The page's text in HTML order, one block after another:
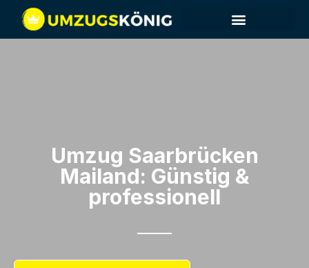
Umzug Saarbrücken​
Mailand: Günstig &
professionell​